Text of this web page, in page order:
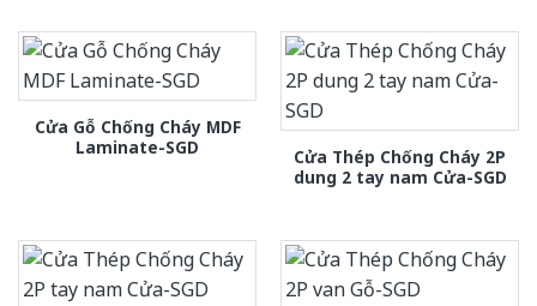
Cửa Gỗ Chống Cháy MDF
Laminate-SGD
Cửa Thép Chống Cháy 2P
dung 2 tay nam Cửa-SGD